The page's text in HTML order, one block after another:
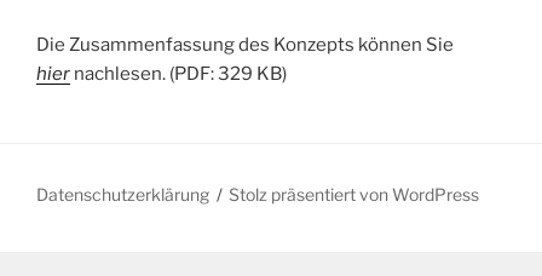
Die Zusammenfassung des Konzepts können Sie
hier nachlesen. (PDF: 329 KB)
Datenschutzerklärung Stolz präsentiert von WordPress